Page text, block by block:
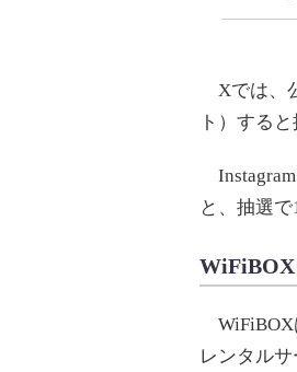
Xでは、
ト）する
と、抽選
WiFiBOX
レンタル